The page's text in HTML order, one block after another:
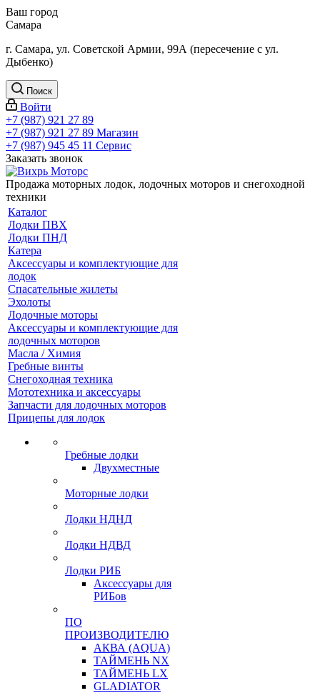
Ваш город
Самара
г. Самара, ул. Советской Армии, 99А (пересечение с ул.
Дыбенко)
Поиск
Войти
+7 (987) 921 27 89
+7 (987) 921 27 89 Магазин
+7 (987) 945 45 11 Сервис
Заказать звонок
Продажа моторных лодок, лодочных моторов и снегоходной
техники
Каталог
Лодки ПВХ
Лодки ПНД
Катера
Аксессуары и комплектующие для
лодок
Спасательные жилеты
Эхолоты
Лодочные моторы
Аксессуары и комплектующие для
лодочных моторов
Масла / Химия
Гребные винты
Снегоходная техника
Мототехника и аксессуары
Запчасти для лодочных моторов
Прицепы для лодок
Гребные лодки
Двухместные
Моторные лодки
Лодки НДНД
Лодки НДВД
Лодки РИБ
Аксессуары для
РИБов
ПО
ПРОИЗВОДИТЕЛЮ
АКВА (AQUA)
ТАЙМЕНЬ NX
ТАЙМЕНЬ LX
GLADIATOR